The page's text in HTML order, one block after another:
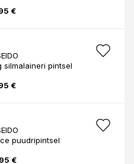
€
silmalaineri pintsel
€
puudripintsel
€